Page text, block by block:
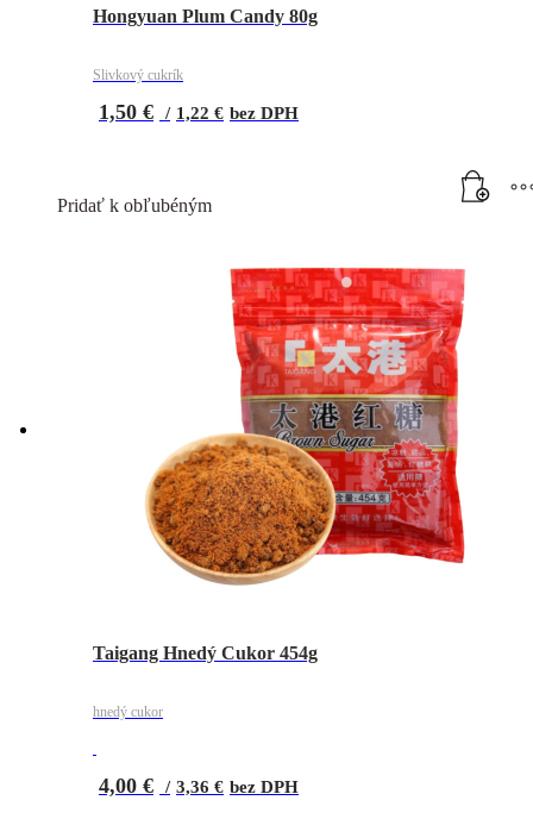
Hongyuan Plum Candy 80g
Slivkový cukrík
1,50 € / 1,22 € bez DPH
Pridať k obľubéným
Taigang Hnedý Cukor 454g
hnedý cukor
4,00 € / 3,36 € bez DPH